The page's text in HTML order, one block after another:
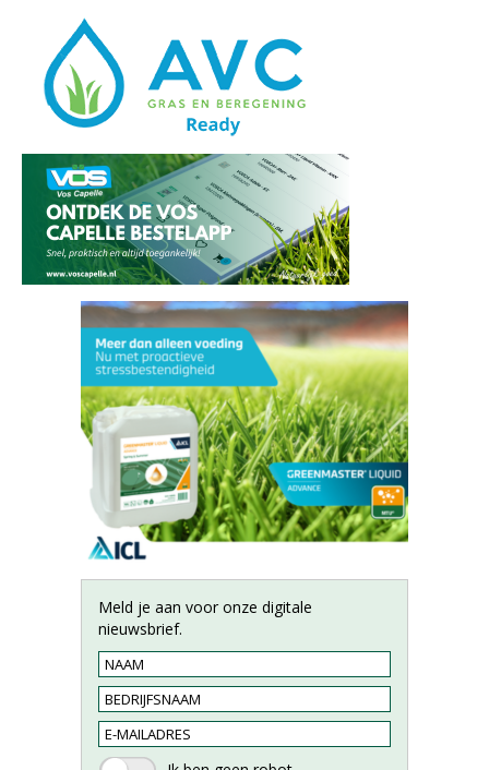
Meld je aan voor onze digitale
nieuwsbrief.